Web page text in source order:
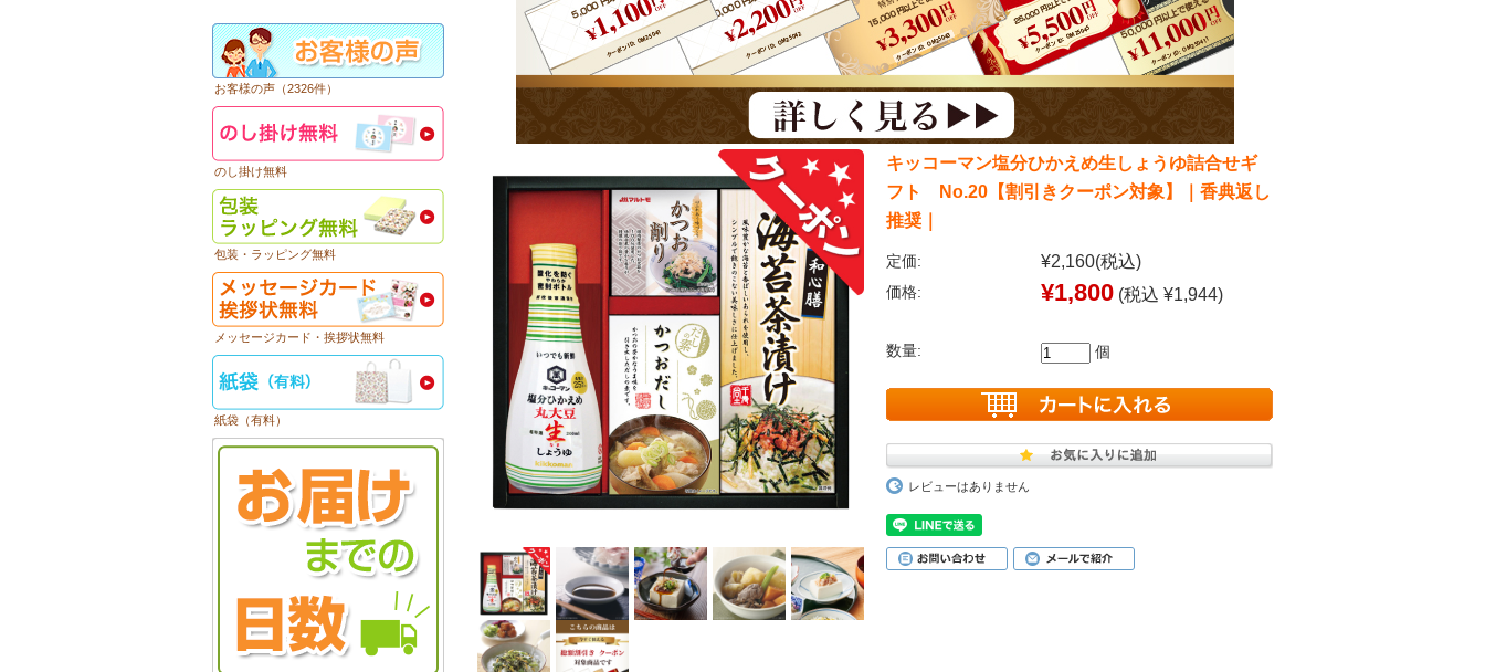
キッコーマン塩分ひかえめ生しょうゆ詰合せギ
フト No.20【割引きクーポン対象】｜香典返し
推奨｜
定価: ¥2,160(税込)
価格: ¥1,800 (税込 ¥1,944)
数量: 個
レビューはありません
お客様の声（2326件）
のし掛け無料
包装・ラッピング無料
メッセージカード・挨拶状無料
紙袋（有料）